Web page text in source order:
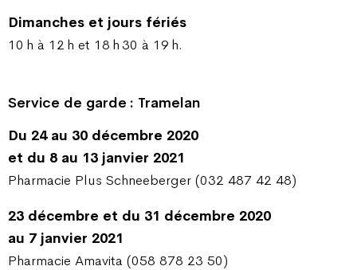
Dimanches et jours fériés
10 h à 12 h et 18 h 30 à 19 h.
Service de garde : Tramelan
Du 24 au 30 décembre 2020
et du 8 au 13 janvier 2021
Pharmacie Plus Schneeberger (032 487 42 48)
23 décembre et du 31 décembre 2020
au 7 janvier 2021
Pharmacie Amavita (058 878 23 50)